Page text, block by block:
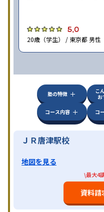
5.0
20歳（学生） / 東京都 男性
塾の特徴
こ
お
コース内容
コ
ＪＲ唐津駅校
地図を見る
\最大4
資料請